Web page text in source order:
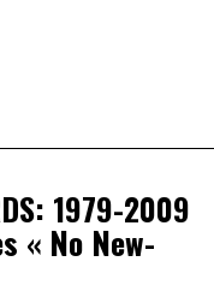
1979-2009
« No New-